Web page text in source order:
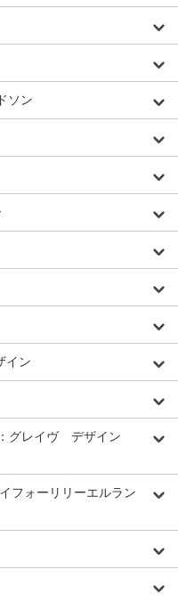
ソン
イン
グレイヴ デザイン
フォーリリーエルラン